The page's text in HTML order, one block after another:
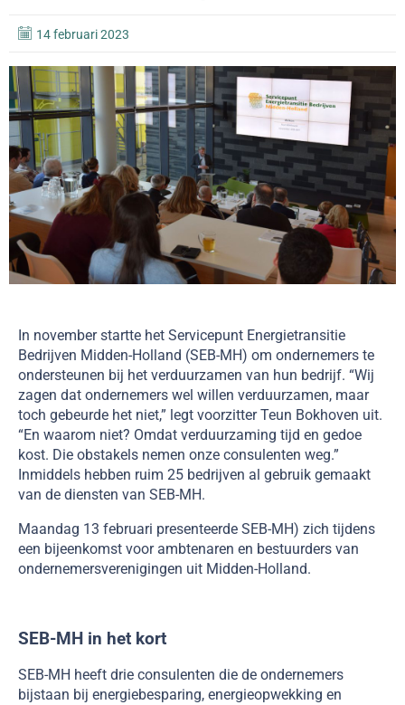
14 februari 2023
In november startte het Servicepunt Energietransitie
Bedrijven Midden-Holland (SEB-MH) om ondernemers te
ondersteunen bij het verduurzamen van hun bedrijf. “Wij
zagen dat ondernemers wel willen verduurzamen, maar
toch gebeurde het niet,” legt voorzitter Teun Bokhoven uit.
“En waarom niet? Omdat verduurzaming tijd en gedoe
kost. Die obstakels nemen onze consulenten weg.”
Inmiddels hebben ruim 25 bedrijven al gebruik gemaakt
van de diensten van SEB-MH.
Maandag 13 februari presenteerde SEB-MH) zich tijdens
een bijeenkomst voor ambtenaren en bestuurders van
ondernemersverenigingen uit Midden-Holland.
SEB-MH in het kort
SEB-MH heeft drie consulenten die de ondernemers
bijstaan bij energiebesparing, energieopwekking en